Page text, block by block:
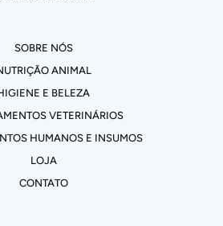
SOBRE NÓS
ANIMAL
E BELEZA
VETERINÁRIOS
HUMANOS E INSUMOS
LOJA
CONTATO